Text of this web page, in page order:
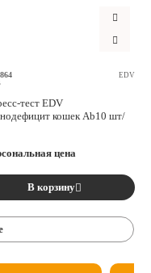
EDV
тест EDV
кошек Ab10 шт/
цена
В корзину